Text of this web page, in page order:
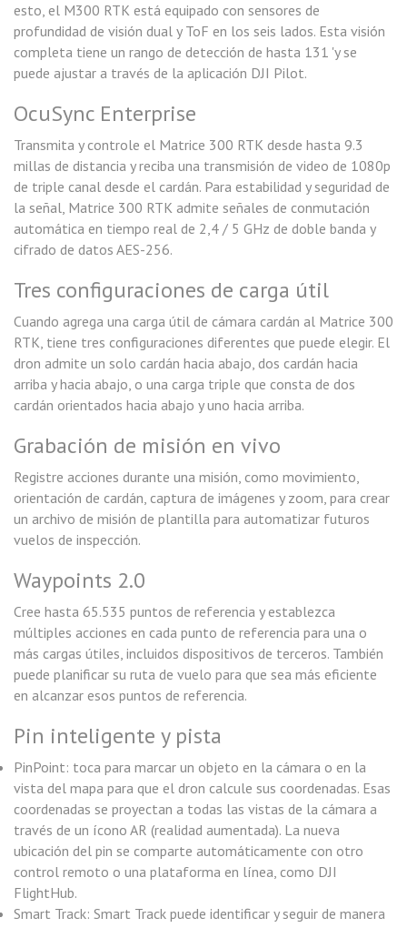
esto, el M300 RTK está equipado con sensores de
profundidad de visión dual y ToF en los seis lados. Esta visión
completa tiene un rango de detección de hasta 131 'y se
puede ajustar a través de la aplicación DJI Pilot.
OcuSync Enterprise
Transmita y controle el Matrice 300 RTK desde hasta 9.3
millas de distancia y reciba una transmisión de video de 1080p
de triple canal desde el cardán. Para estabilidad y seguridad de
la señal, Matrice 300 RTK admite señales de conmutación
automática en tiempo real de 2,4 / 5 GHz de doble banda y
cifrado de datos AES-256.
Tres configuraciones de carga útil
Cuando agrega una carga útil de cámara cardán al Matrice 300
RTK, tiene tres configuraciones diferentes que puede elegir. El
dron admite un solo cardán hacia abajo, dos cardán hacia
arriba y hacia abajo, o una carga triple que consta de dos
cardán orientados hacia abajo y uno hacia arriba.
Grabación de misión en vivo
Registre acciones durante una misión, como movimiento,
orientación de cardán, captura de imágenes y zoom, para crear
un archivo de misión de plantilla para automatizar futuros
vuelos de inspección.
Waypoints 2.0
Cree hasta 65.535 puntos de referencia y establezca
múltiples acciones en cada punto de referencia para una o
más cargas útiles, incluidos dispositivos de terceros. También
puede planificar su ruta de vuelo para que sea más eficiente
en alcanzar esos puntos de referencia.
Pin inteligente y pista
PinPoint: toca para marcar un objeto en la cámara o en la
vista del mapa para que el dron calcule sus coordenadas. Esas
coordenadas se proyectan a todas las vistas de la cámara a
través de un ícono AR (realidad aumentada). La nueva
ubicación del pin se comparte automáticamente con otro
control remoto o una plataforma en línea, como DJI
FlightHub.
Smart Track: Smart Track puede identificar y seguir de manera